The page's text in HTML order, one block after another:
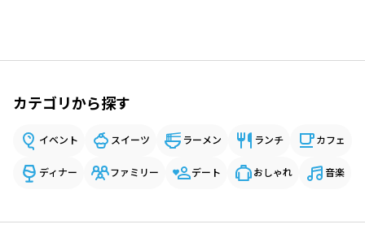
カテゴリから探す
イベント スイーツ ラーメン ランチ カフェ
ディナー ファミリー デート おしゃれ 音楽